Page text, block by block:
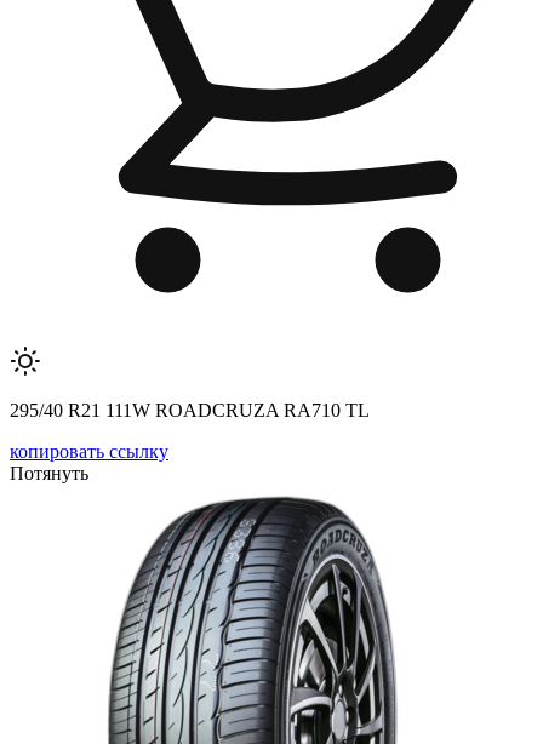
295/40 R21 111W ROADCRUZA RA710 TL
копировать ссылку
Потянуть